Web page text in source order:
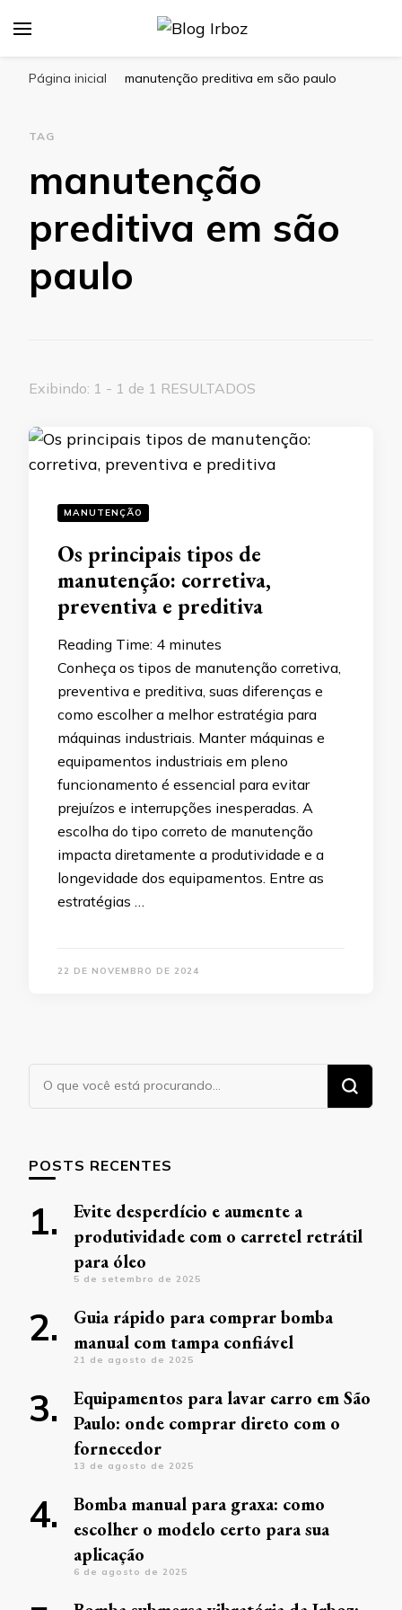
Página inicial manutenção preditiva em são paulo
TAG
manutenção
preditiva em são
paulo
Exibindo: 1 - 1 de 1 RESULTADOS
MANUTENÇÃO
Os principais tipos de
manutenção: corretiva,
preventiva e preditiva
Reading Time: 4 minutes
Conheça os tipos de manutenção corretiva,
preventiva e preditiva, suas diferenças e
como escolher a melhor estratégia para
máquinas industriais. Manter máquinas e
equipamentos industriais em pleno
funcionamento é essencial para evitar
prejuízos e interrupções inesperadas. A
escolha do tipo correto de manutenção
impacta diretamente a produtividade e a
longevidade dos equipamentos. Entre as
estratégias …
22 DE NOVEMBRO DE 2024
Procurando
algo?
POSTS RECENTES
Evite desperdício e aumente a
produtividade com o carretel retrátil
para óleo
5 de setembro de 2025
Guia rápido para comprar bomba
manual com tampa confiável
21 de agosto de 2025
Equipamentos para lavar carro em São
Paulo: onde comprar direto com o
fornecedor
13 de agosto de 2025
Bomba manual para graxa: como
escolher o modelo certo para sua
aplicação
6 de agosto de 2025